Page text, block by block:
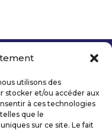
utilisons des
stocker et/ou accéder aux
à ces technologies
que le
sur ce site. Le fait